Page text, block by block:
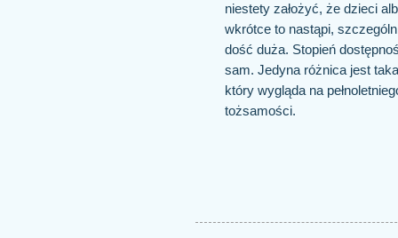
niestety założyć, że dzieci
wkrótce to nastąpi,
dość duża. Stopień
sam. Jedyna różnica jest
który wygląda na
tożsamości.